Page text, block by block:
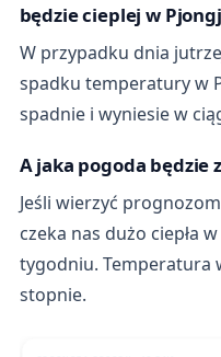
będzie cieplej w
W przypadku dnia
spadku temperatury w
spadnie i wyniesie w
A jaka pogoda będzie
Jeśli wierzyć
czeka nas dużo ciepła
tygodniu. Temperatura
stopnie.